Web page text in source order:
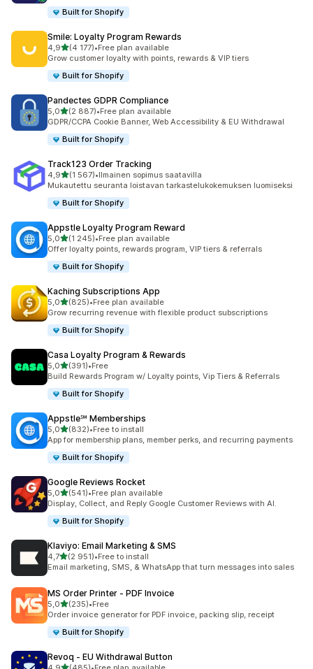
Built for Shopify
Smile: Loyalty Program Rewards
4,9/ 5 tähteä
(4 177)
4177 arvostelua yhteensä
•Free plan available
Grow customer loyalty with points, rewards & VIP tiers
Built for Shopify
Pandectes GDPR Compliance
5,0/ 5 tähteä
(2 887)
2887 arvostelua yhteensä
•Free plan available
GDPR/CCPA Cookie Banner, Web Accessibility & EU Withdrawal
Built for Shopify
Track123 Order Tracking
4,9/ 5 tähteä
(1 567)
1567 arvostelua yhteensä
•Ilmainen sopimus saatavilla
Mukautettu seuranta loistavan tarkastelukokemuksen luomiseksi
Built for Shopify
Appstle Loyalty Program Reward
5,0/ 5 tähteä
(1 245)
1245 arvostelua yhteensä
•Free plan available
Offer loyalty points, rewards program, VIP tiers & referrals
Built for Shopify
Kaching Subscriptions App
5,0/ 5 tähteä
(825)
825 arvostelua yhteensä
•Free plan available
Grow recurring revenue with flexible product subscriptions
Built for Shopify
Casa Loyalty Program & Rewards
5,0/ 5 tähteä
(391)
391 arvostelua yhteensä
•Free
Build Rewards Program w/ Loyalty points, Vip Tiers & Referrals
Built for Shopify
Appstle℠ Memberships
5,0/ 5 tähteä
(832)
832 arvostelua yhteensä
•Free to install
App for membership plans, member perks, and recurring payments
Built for Shopify
Google Reviews Rocket
5,0/ 5 tähteä
(541)
541 arvostelua yhteensä
•Free plan available
Display, Collect, and Reply Google Customer Reviews with AI.
Built for Shopify
Klaviyo: Email Marketing & SMS
4,7/ 5 tähteä
(2 951)
2951 arvostelua yhteensä
•Free to install
Email marketing, SMS, & WhatsApp that turn messages into sales
MS Order Printer ‑ PDF Invoice
5,0/ 5 tähteä
(235)
235 arvostelua yhteensä
•Free
Order invoice generator for PDF invoice, packing slip, receipt
Built for Shopify
Revoq ‑ EU Withdrawal Button
/ 5 tähteä